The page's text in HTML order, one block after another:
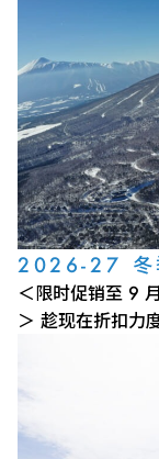
2026-27 冬
＜限时促销至 9
＞ 趁现在折扣力